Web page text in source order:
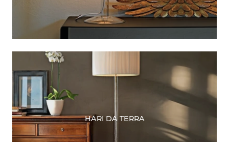
HARI DA TERRA